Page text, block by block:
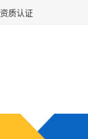
资质认证